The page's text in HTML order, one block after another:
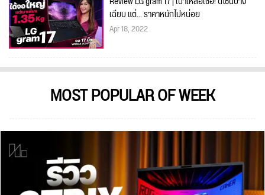
เฉียบ แต่... ราคาหนักไปหน่อย
Apr 18, 2022
MOST POPULAR OF WEEK